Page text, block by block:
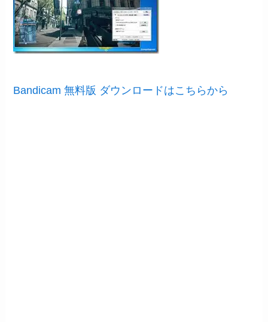
Bandicam 無料版 ダウンロードはこちらから